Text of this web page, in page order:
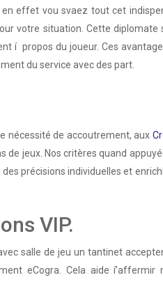
en effet vou svaez tout cet
votre situation. Cette diplomate
í propos du joueur. Ces
du service avec des part.
nécessité de accoutrement, aux
jeux. Nos critères quand
précisions individuelles et
VIP.
salle de jeu un tantinet
eCogra. Cela aide í’affermir